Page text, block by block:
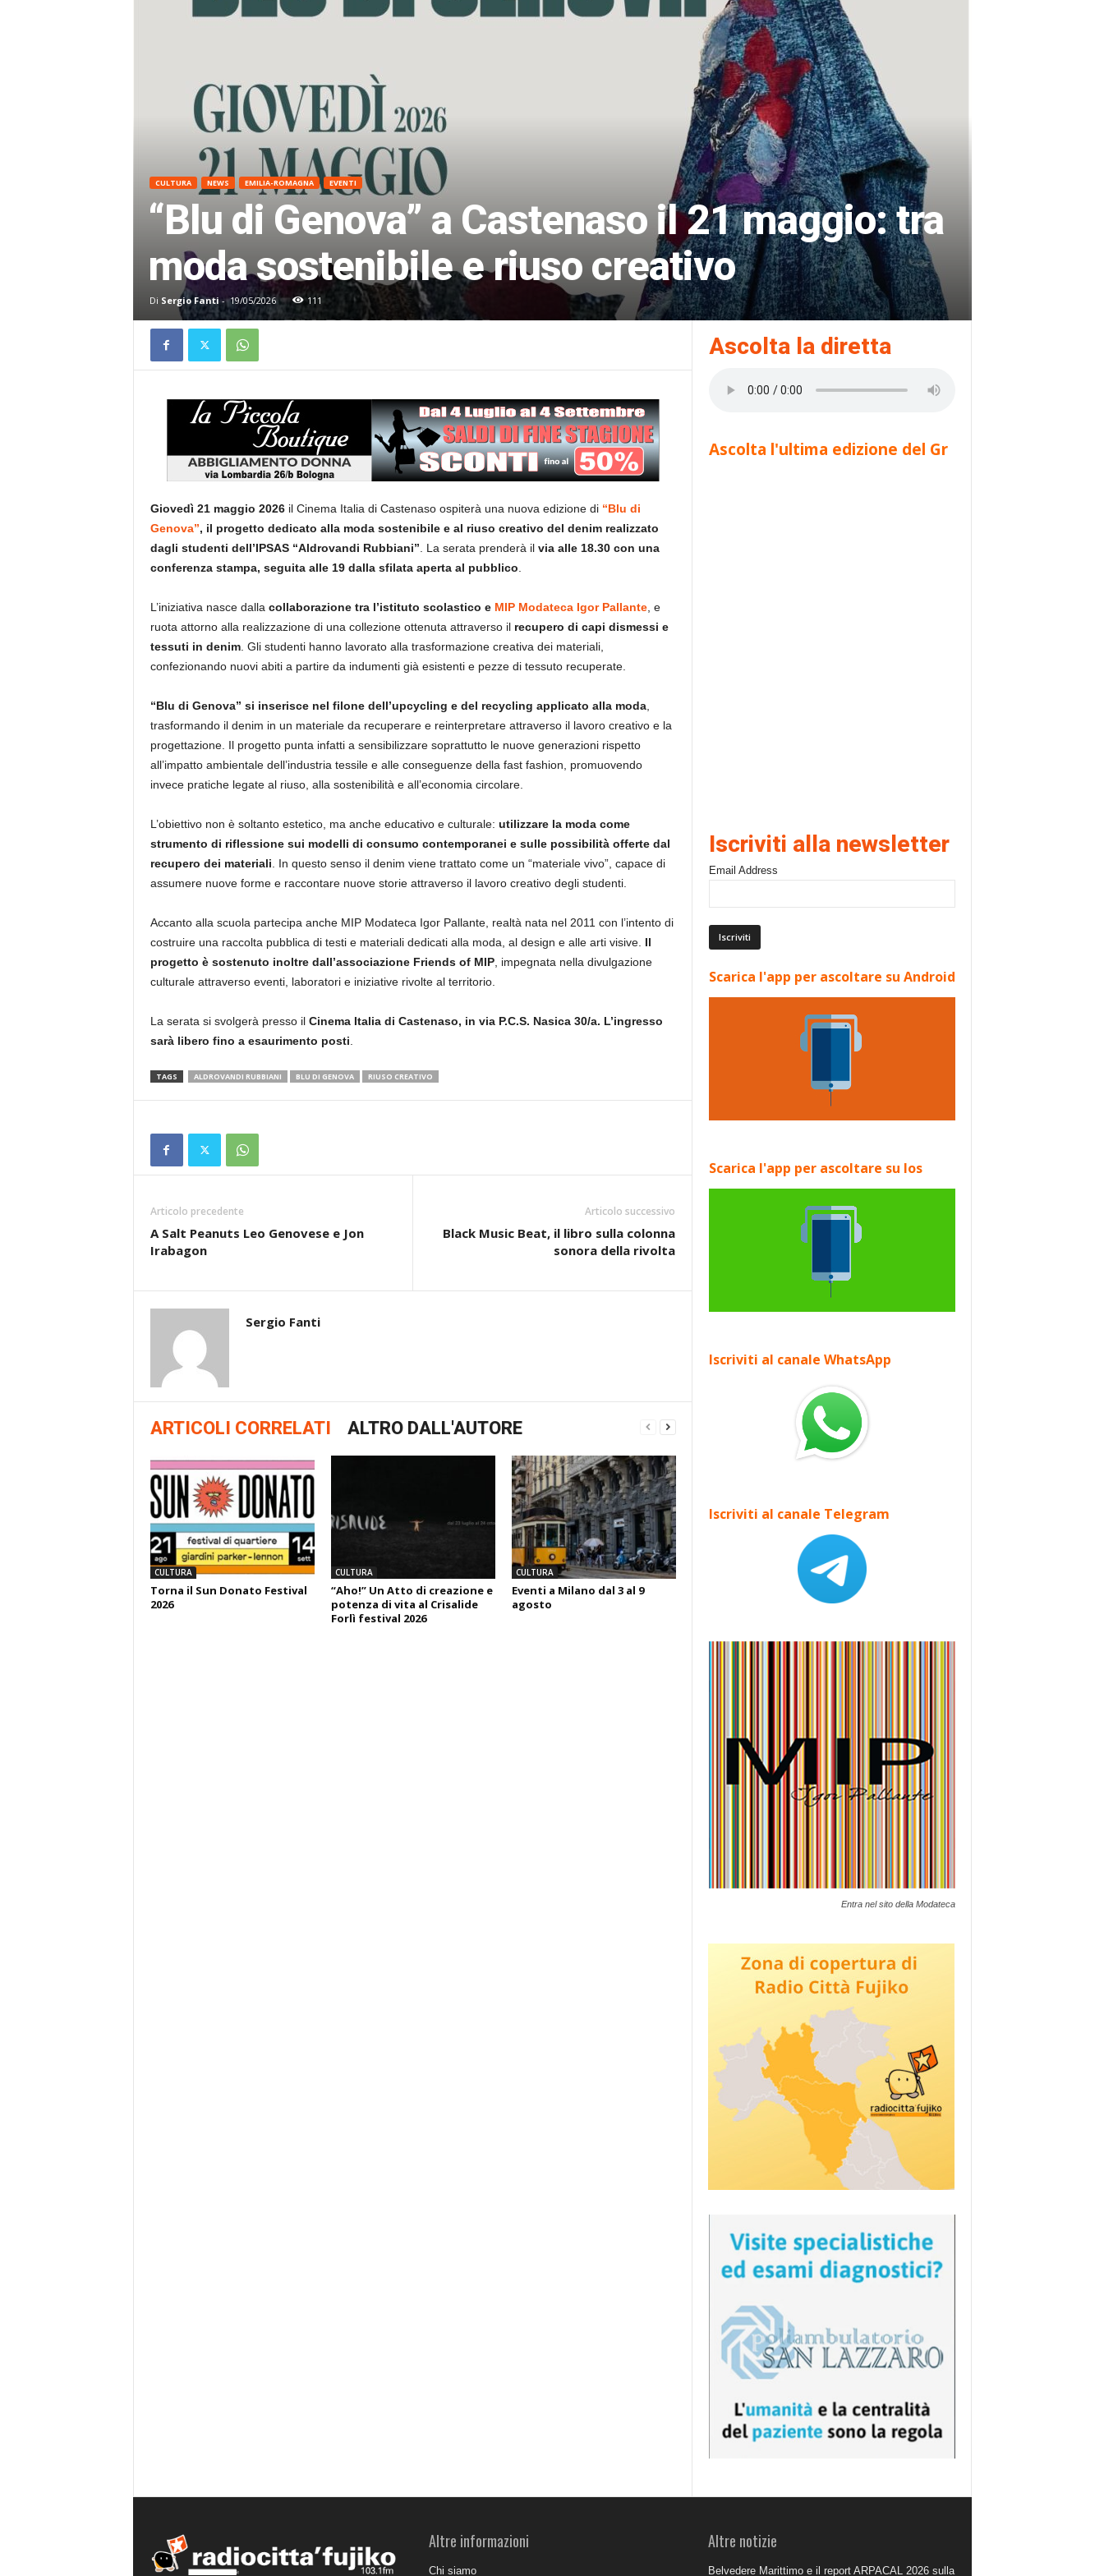
CULTURA NEWS EMILIA-ROMAGNA EVENTI
“Blu di Genova” a Castenaso il 21 maggio: tra
moda sostenibile e riuso creativo
Di Sergio Fanti - 19/05/2026 111
Giovedì 21 maggio 2026il Cinema Italia di Castenaso ospiterà una nuova edizione di “Blu di
Genova”, il progetto dedicato alla moda sostenibile e al riuso creativo del denim realizzato
dagli studenti dell’IPSAS “Aldrovandi Rubbiani” . La serata prenderà il via alle 18.30 con una
conferenza stampa, seguita alle 19 dalla sfilata aperta al pubblico
L’iniziativa nasce dalla collaborazione tra l’istituto scolastico e MIP Modateca Igor Pallante, e
ruota attorno alla realizzazione di una collezione ottenuta attraverso il recupero di capi dismessi e
tessuti in denim. Gli studenti hanno lavorato alla trasformazione creativa dei materiali,
confezionando nuovi abiti a partire da indumenti già esistenti e pezze di tessuto recuperate.
“Blu di Genova” si inserisce nel filone dell’upcycling e del recycling applicato alla moda,
trasformando il denim in un materiale da recuperare e reinterpretare attraverso il lavoro creativo e la
progettazione. Il progetto punta infatti a sensibilizzare soprattutto le nuove generazioni rispetto
all’impatto ambientale dell’industria tessile e alle conseguenze della fast fashion, promuovendo
invece pratiche legate al riuso, alla sostenibilità e all’economia circolare.
L’obiettivo non è soltanto estetico, ma anche educativo e culturale: utilizzare la moda come
strumento di riflessione sui modelli di consumo contemporanei e sulle possibilità offerte dal
recupero dei materiali . In questo senso il denim viene trattato come un “materiale vivo”, capace di
assumere nuove forme e raccontare nuove storie attraverso il lavoro creativo degli studenti.
Accanto alla scuola partecipa anche MIP Modateca Igor Pallante, realtà nata nel 2011 con l’intento di
costruire una raccolta pubblica di testi e materiali dedicati alla moda, al design e alle arti visive. Il
progetto è sostenuto inoltre dall’associazione Friends of MIP, impegnata nella divulgazione
culturale attraverso eventi, laboratori e iniziative rivolte al territorio.
La serata si svolgerà presso il Cinema Italia di Castenaso, in via P.C.S. Nasica 30/a. L’ingresso
sarà libero fino a esaurimento posti
TAGS ALDROVANDI RUBBIANI BLU DI GENOVA RIUSO CREATIVO
Articolo precedente
A Salt Peanuts Leo Genovese e Jon
Irabagon
Articolo successivo
Black Music Beat, il libro sulla colonna
sonora della rivolta
Sergio Fanti
ARTICOLI CORRELATI ALTRO DALL'AUTORE
CULTURA
Torna il Sun Donato Festival
2026
CULTURA
“Aho!” Un Atto di creazione e
potenza di vita al Crisalide
Forlì festival 2026
CULTURA
Eventi a Milano dal 3 al 9
agosto
Ascolta la diretta
Ascolta l'ultima edizione del Gr
Iscriviti alla newsletter
Email Address
Scarica l'app per ascoltare su Android
Scarica l'app per ascoltare su Ios
Iscriviti al canale WhatsApp
Iscriviti al canale Telegram
Entra nel sito della Modateca
Altre informazioni
Chi siamo
Altre notizie
Belvedere Marittimo e il report ARPACAL 2026 sulla